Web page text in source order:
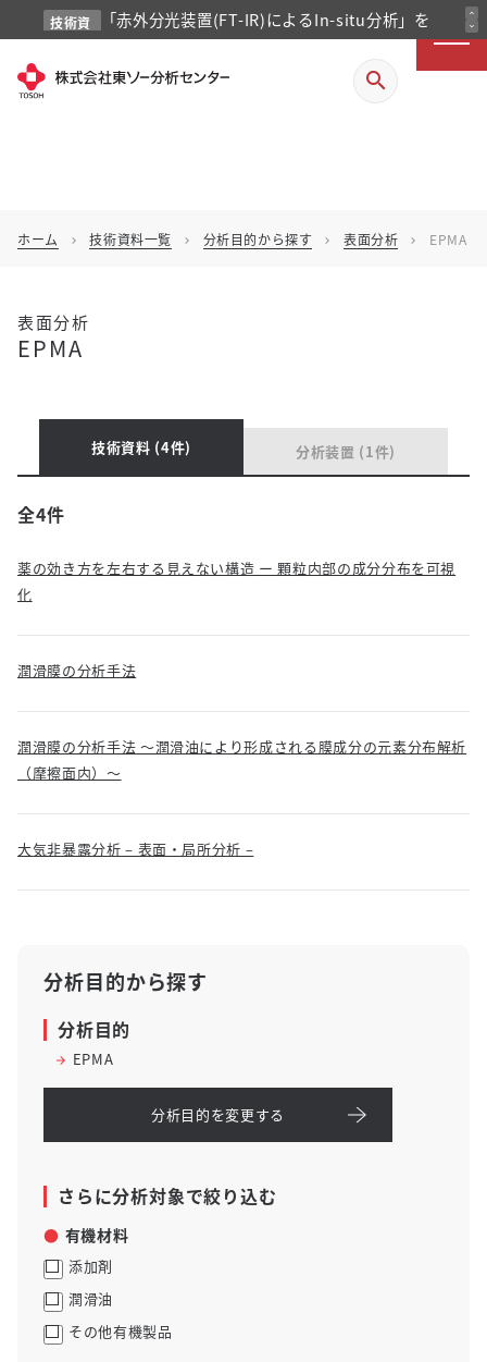
技術資
料
「赤外分光装置(FT-IR)によるIn-situ分析」を
掲載しました
expand_less
expand_more
search
ホーム chevron_right 技術資料一覧 chevron_right 分析目的から探す chevron_right 表面分析 chevron_right EPMA
表面分析
EPMA
技術資料 (4件) 分析装置 (1件)
全4件
薬の効き方を左右する見えない構造 ー 顆粒内部の成分分布を可視
化
潤滑膜の分析手法
潤滑膜の分析手法 ～潤滑油により形成される膜成分の元素分布解析
（摩擦面内）～
大気非暴露分析 – 表面・局所分析 –
分析目的から探す
分析目的
EPMA
分析目的を変更する
さらに分析対象で絞り込む
有機材料
添加剤
潤滑油
その他有機製品